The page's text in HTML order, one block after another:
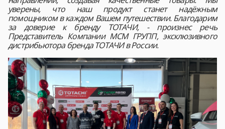
уверены, что наш продукт станет надёжным
помощником в каждом Вашем путешествии. Благодарим
за доверие к бренду ТОТАЧИ, - произнес речь
Представитель Компании МСМ ГРУПП, эксклюзивного
дистрибьютора бренда ТОТАЧИ в России.